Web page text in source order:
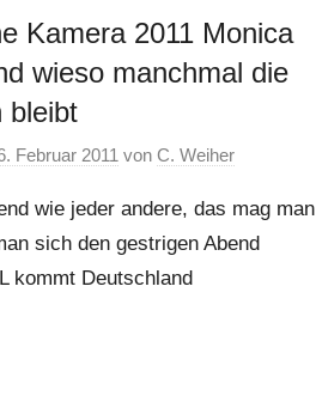
Kamera 2011 Monica
wieso manchmal die
bleibt
Februar 2011 von C. Weiher
wie jeder andere, das mag man
sich den gestrigen Abend
kommt Deutschland